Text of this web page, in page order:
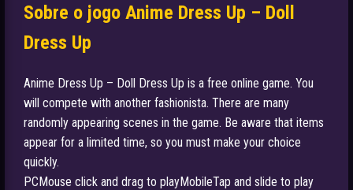
Sobre o jogo Anime Dress Up – Doll
Dress Up
Anime Dress Up – Doll Dress Up is a free online game. You
will compete with another fashionista. There are many
randomly appearing scenes in the game. Be aware that items
appear for a limited time, so you must make your choice
quickly.
PCMouse click and drag to playMobileTap and slide to play